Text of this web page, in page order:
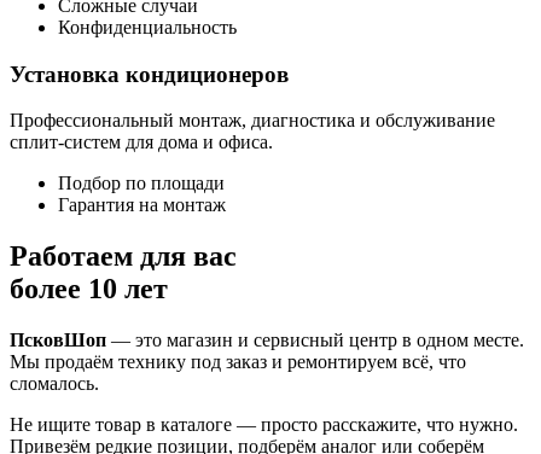
Сложные случаи
Конфиденциальность
Установка кондиционеров
Профессиональный монтаж, диагностика и обслуживание
сплит-систем для дома и офиса.
Подбор по площади
Гарантия на монтаж
Работаем для вас
более 10 лет
ПсковШоп — это магазин и сервисный центр в одном месте.
Мы продаём технику под заказ и ремонтируем всё, что
сломалось.
Не ищите товар в каталоге — просто расскажите, что нужно.
Привезём редкие позиции, подберём аналог или соберём